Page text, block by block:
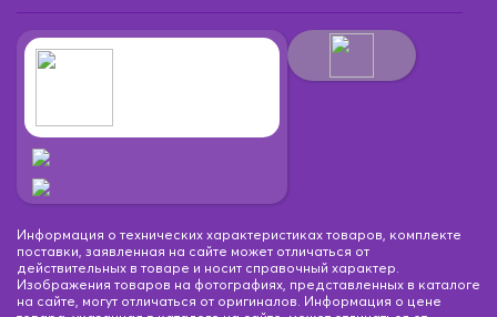
Информация о технических характеристиках товаров, комплекте
поставки, заявленная на сайте может отличаться от
действительных в товаре и носит справочный характер.
Изображения товаров на фотографиях, представленных в каталоге
на сайте, могут отличаться от оригиналов. Информация о цене